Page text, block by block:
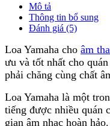
Mô tả
Thông tin bổ sung
Đánh giá (5)
Loa Yamaha cho âm
ưu và tốt nhất cho
phải chăng cùng chất
Loa Yamaha là một
tiếng được nhiều quán
gian âm nhạc hoàn